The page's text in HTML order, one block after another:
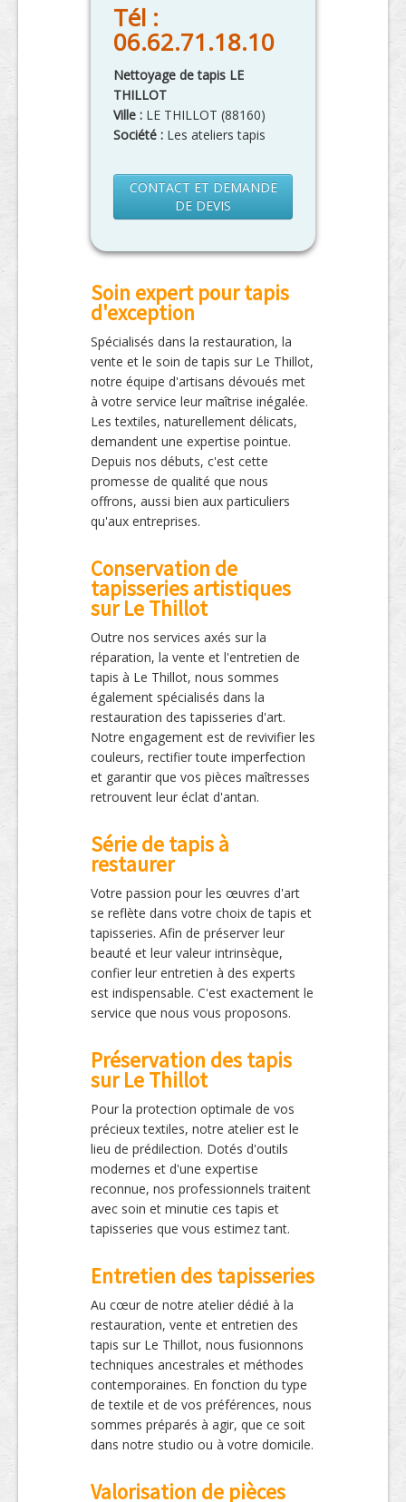
Tél :
06.62.71.18.10
Nettoyage de tapis LE
THILLOT
Ville : LE THILLOT (88160)
Société : Les ateliers tapis
CONTACT ET DEMANDE
DE DEVIS
Soin expert pour tapis
d'exception
Spécialisés dans la restauration, la
vente et le soin de tapis sur Le Thillot,
notre équipe d'artisans dévoués met
à votre service leur maîtrise inégalée.
Les textiles, naturellement délicats,
demandent une expertise pointue.
Depuis nos débuts, c'est cette
promesse de qualité que nous
offrons, aussi bien aux particuliers
qu'aux entreprises.
Conservation de
tapisseries artistiques
sur Le Thillot
Outre nos services axés sur la
réparation, la vente et l'entretien de
tapis à Le Thillot, nous sommes
également spécialisés dans la
restauration des tapisseries d'art.
Notre engagement est de revivifier les
couleurs, rectifier toute imperfection
et garantir que vos pièces maîtresses
retrouvent leur éclat d'antan.
Série de tapis à
restaurer
Votre passion pour les œuvres d'art
se reflète dans votre choix de tapis et
tapisseries. Afin de préserver leur
beauté et leur valeur intrinsèque,
confier leur entretien à des experts
est indispensable. C'est exactement le
service que nous vous proposons.
Préservation des tapis
sur Le Thillot
Pour la protection optimale de vos
précieux textiles, notre atelier est le
lieu de prédilection. Dotés d'outils
modernes et d'une expertise
reconnue, nos professionnels traitent
avec soin et minutie ces tapis et
tapisseries que vous estimez tant.
Entretien des tapisseries
Au cœur de notre atelier dédié à la
restauration, vente et entretien des
tapis sur Le Thillot, nous fusionnons
techniques ancestrales et méthodes
contemporaines. En fonction du type
de textile et de vos préférences, nous
sommes préparés à agir, que ce soit
dans notre studio ou à votre domicile.
Valorisation de pièces